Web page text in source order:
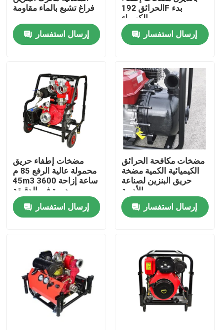
منزل
حول بنا
إتصال
مولدات لحام البنزين
مولدات لحام الديزل
مولدات اللحام المحمولة
مولد لحام العصا
فراغ تشبع بالماء مقاومة
إرسال استفسار
الحرائق 192F بدء
الكهرباء
إرسال استفسار
مضخات إطفاء حريق
محمولة عالية الرفع 85 م
45m3 ساعة إزاحة 3600
دورة في الدقيقة
إرسال استفسار
مضخات مكافحة الحرائق
الكيميائية الكمية مضخة
حريق البنزين لصناعة
الأدوية
إرسال استفسار